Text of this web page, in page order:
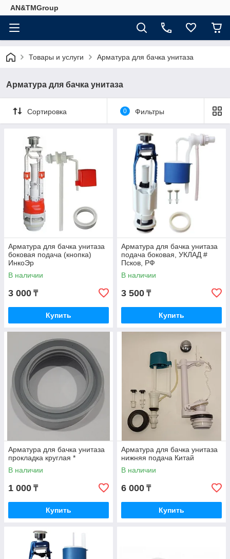
AN&TMGroup
Товары и услуги Арматура для бачка унитаза
Арматура для бачка унитаза
Сортировка 0 Фильтры
Арматура для бачка унитаза
боковая подача (кнопка)
ИнкоЭр
В наличии
3 000 ₸
Купить
Арматура для бачка унитаза
подача боковая, УКЛАД #
Псков, РФ
В наличии
3 500 ₸
Купить
Арматура для бачка унитаза
прокладка круглая *
В наличии
1 000 ₸
Купить
Арматура для бачка унитаза
нижняя подача Китай
В наличии
6 000 ₸
Купить